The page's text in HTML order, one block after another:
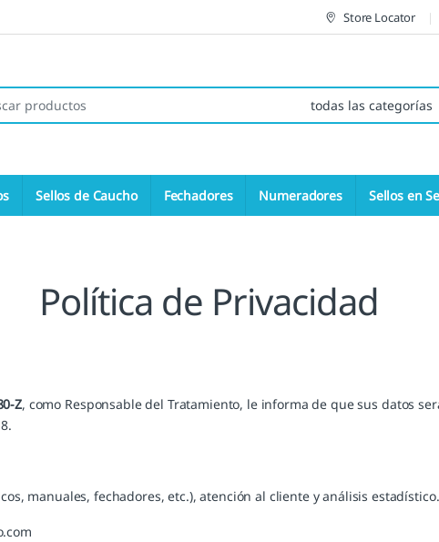
Store Locator
de:
Sellos de Caucho Fechadores Numeradores Sellos en
Política de Privacidad
Z, como Responsable del Tratamiento, le informa de que sus datos
manuales, fechadores, etc.), atención al cliente y análisis estadístico.